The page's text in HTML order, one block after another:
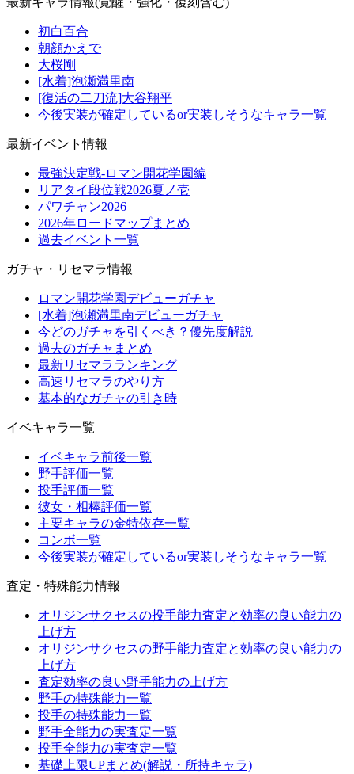
初白百合
朝顔かえで
大桜剛
[水着]泡瀬満里南
[復活の二刀流]大谷翔平
今後実装が確定しているor実装しそうなキャラ一覧
最新イベント情報
最強決定戦-ロマン開花学園編
リアタイ段位戦2026夏ノ壱
パワチャン2026
2026年ロードマップまとめ
過去イベント一覧
ガチャ・リセマラ情報
ロマン開花学園デビューガチャ
[水着]泡瀬満里南デビューガチャ
今どのガチャを引くべき？優先度解説
過去のガチャまとめ
最新リセマラランキング
高速リセマラのやり方
基本的なガチャの引き時
イベキャラ一覧
イベキャラ前後一覧
野手評価一覧
投手評価一覧
彼女・相棒評価一覧
主要キャラの金特依存一覧
コンボ一覧
今後実装が確定しているor実装しそうなキャラ一覧
査定・特殊能力情報
オリジンサクセスの投手能力査定と効率の良い能力の
上げ方
オリジンサクセスの野手能力査定と効率の良い能力の
上げ方
査定効率の良い野手能力の上げ方
野手の特殊能力一覧
投手の特殊能力一覧
野手全能力の実査定一覧
投手全能力の実査定一覧
基礎上限UPまとめ(解説・所持キャラ)